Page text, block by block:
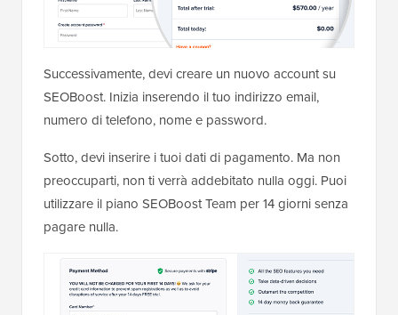
Successivamente, devi creare un nuovo account su
SEOBoost. Inizia inserendo il tuo indirizzo email,
numero di telefono, nome e password.
Sotto, devi inserire i tuoi dati di pagamento. Ma non
preoccuparti, non ti verrà addebitato nulla oggi. Puoi
utilizzare il piano SEOBoost Team per 14 giorni senza
pagare nulla.